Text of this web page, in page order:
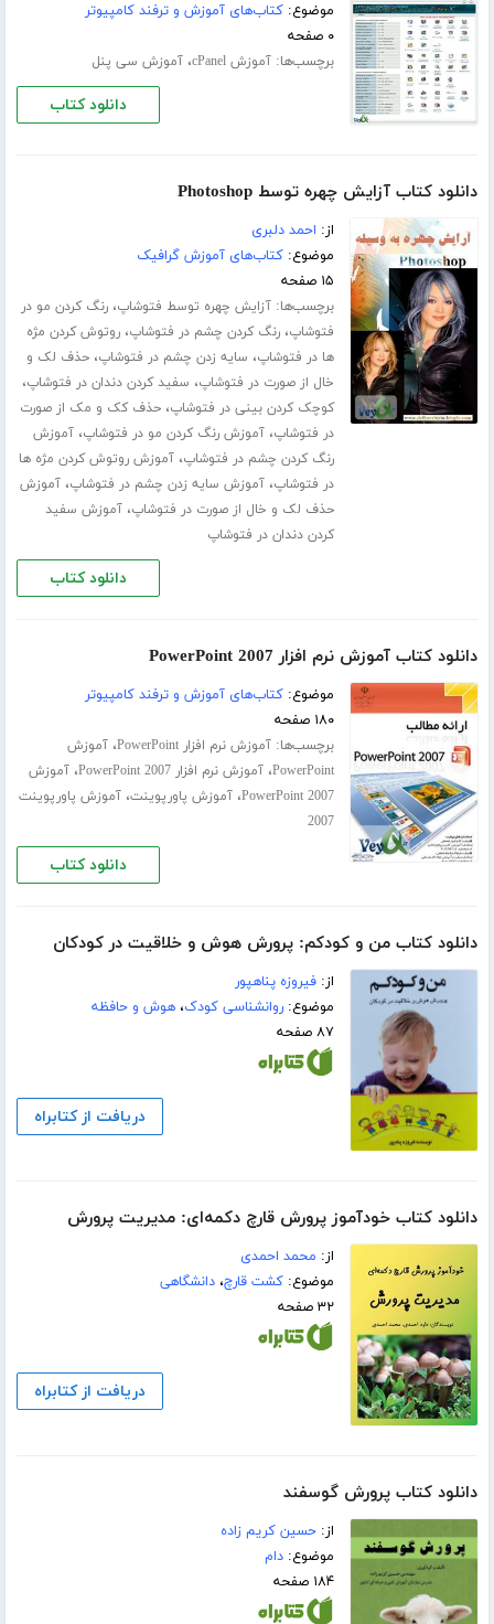
موضوع:کتاب‌های آموزش و ترفند کامپیوتر
۰ صفحه
برچسب‌ها:آموزش cPanel ،آموزش سی پنل
دانلود کتاب
دانلود کتاب آزایش چهره توسط Photoshop
از: احمد دلبری
موضوع:کتاب‌های آموزش گرافیک
۱۵ صفحه
برچسب‌ها:آزایش چهره توسط فتوشاپ،رنگ کردن مو در
فتوشاپ،رنگ کردن چشم در فتوشاپ،روتوش کردن مژه
ها در فتوشاپ، سایه زدن چشم در فتوشاپ،حذف لک و
خال از صورت در فتوشاپ، سفید کردن دندان در فتوشاپ،
کوچک کردن بینی در فتوشاپ،حذف کک و مک از صورت
در فتوشاپ،آموزش رنگ کردن مو در فتوشاپ،آموزش
رنگ کردن چشم در فتوشاپ،آموزش روتوش کردن مژه ها
در فتوشاپ،آموزش سایه زدن چشم در فتوشاپ،آموزش
حذف لک و خال از صورت در فتوشاپ،آموزش سفید
کردن دندان در فتوشاپ
دانلود کتاب
دانلود کتاب آموزش نرم افزار PowerPoint 2007
موضوع:کتاب‌های آموزش و ترفند کامپیوتر
۱۸۰ صفحه
برچسب‌ها:آموزش نرم افزار PowerPoint ،آموزش
PowerPoint،آموزش نرم افزار PowerPoint 2007 ،آموزش
PowerPoint 2007،آموزش پاورپوینت،آموزش پاورپوینت
2007
دانلود کتاب
دانلود کتاب من و کودکم: پرورش هوش و خلاقیت در کودکان
از:فیروزه پناهپور
موضوع:روانشناسی کودک،هوش و حافظه
۸۷ صفحه
دریافت از کتابراه
دانلود کتاب خودآموز پرورش قارچ دکمه‌ای: مدیریت پرورش
از: محمد احمدی
موضوع:کشت قارچ،دانشگاهی
۳۲ صفحه
دریافت از کتابراه
دانلود کتاب پرورش گوسفند
از:حسین کریم زاده
موضوع:دام
۱۸۴ صفحه